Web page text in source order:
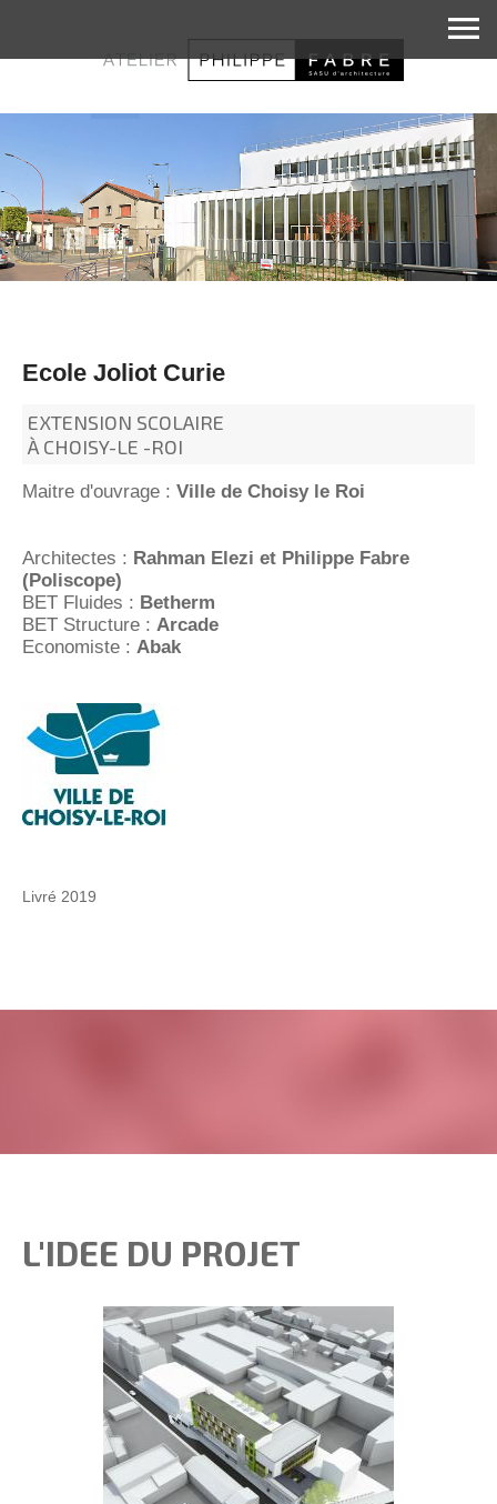
Ecole Joliot Curie
EXTENSION SCOLAIRE
À CHOISY-LE -ROI
Maitre d'ouvrage : Ville de Choisy le Roi
Architectes : Rahman Elezi et Philippe Fabre
(Poliscope)
BET Fluides : Betherm
BET Structure : Arcade
Economiste : Abak
Livré 2019
L'IDEE DU PROJET